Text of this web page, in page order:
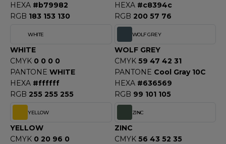
HEXA #b79982
RGB 183 153 130
HEXA #c8394c
RGB 200 57 76
WHITE
WHITE
CMYK 0 0 0 0
PANTONE WHITE
HEXA #ffffff
RGB 255 255 255
WOLF GREY
WOLF GREY
CMYK 59 47 42 31
PANTONE Cool Gray 10C
HEXA #636569
RGB 99 101 105
YELLOW
YELLOW
CMYK 0 20 96 0
ZINC
ZINC
CMYK 56 43 52 35